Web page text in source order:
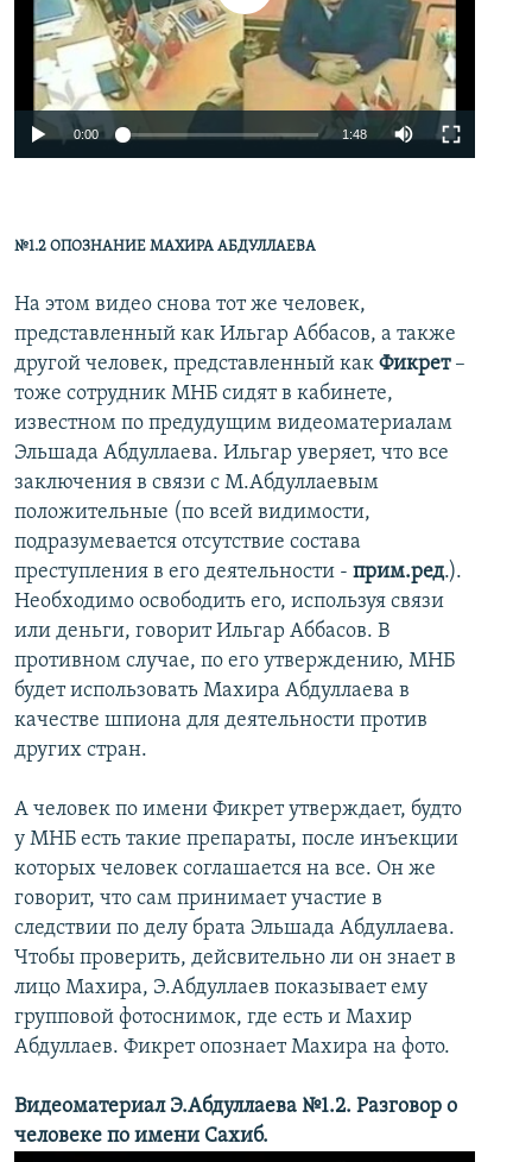
0:00 1:48
№1.2 ОПОЗНАНИЕ МАХИРА АБДУЛЛАЕВА
На этом видео снова тот же человек,
представленный как Ильгар Аббасов, а также
другой человек, представленный как Фикрет –
тоже сотрудник МНБ сидят в кабинете,
известном по предудущим видеоматериалам
Эльшада Абдуллаева. Ильгар уверяет, что все
заключения в связи с М.Абдуллаевым
положительные (по всей видимости,
подразумевается отсутствие состава
преступления в его деятельности - прим.ред.).
Необходимо освободить его, используя связи
или деньги, говорит Ильгар Аббасов. В
противном случае, по его утверждению, МНБ
будет использовать Махира Абдуллаева в
качестве шпиона для деятельности против
других стран.
А человек по имени Фикрет утверждает, будто
у МНБ есть такие препараты, после инъекции
которых человек соглашается на все. Он же
говорит, что сам принимает участие в
следствии по делу брата Эльшада Абдуллаева.
Чтобы проверить, дейсвительно ли он знает в
лицо Махира, Э.Абдуллаев показывает ему
групповой фотоснимок, где есть и Махир
Абдуллаев. Фикрет опознает Махира на фото.
Видеоматериал Э.Абдуллаева №1.2. Разговор о
человеке по имени Сахиб.